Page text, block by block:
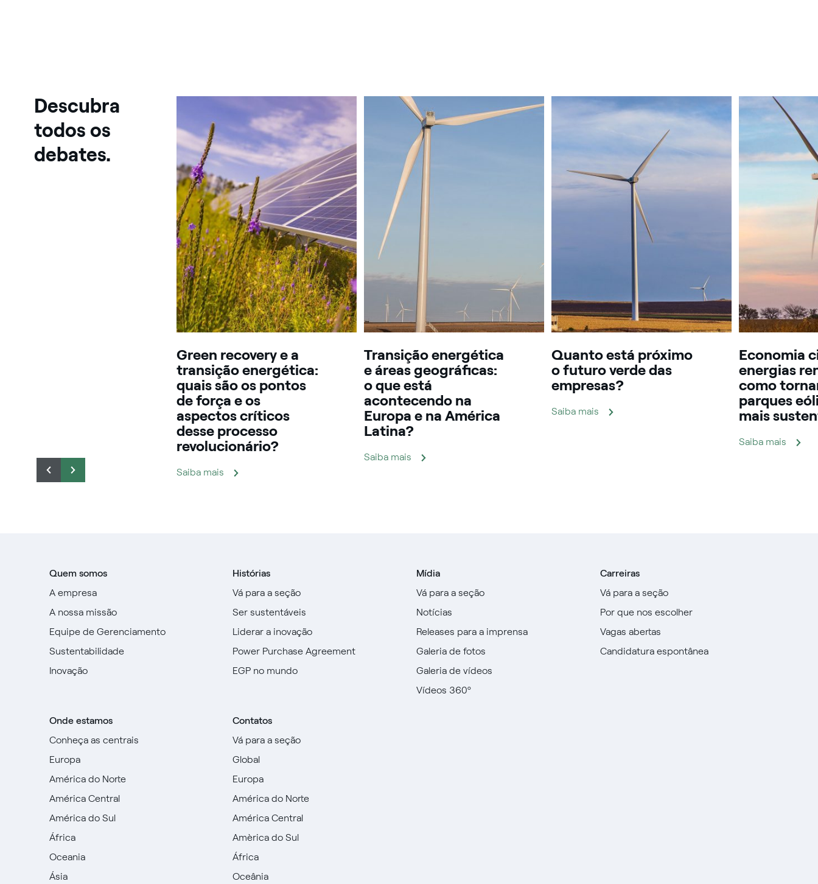
Descubra
todos os
debates.
Green recovery e a
transição energética:
quais são os pontos
de força e os
aspectos críticos
desse processo
revolucionário?
Saiba mais
Transição energética
e áreas geográficas:
o que está
acontecendo na
Europa e na América
Latina?
Saiba mais
Quanto está próximo
o futuro verde das
empresas?
Saiba mais
Economia
energias
como
parques
mais
Saiba mais
Quem somos
A empresa
A nossa missão
Equipe de Gerenciamento
Sustentabilidade
Inovação
Onde estamos
Conheça as centrais
Europa
América do Norte
América Central
América do Sul
África
Oceania
Ásia
Histórias
Vá para a seção
Ser sustentáveis
Liderar a inovação
Power Purchase Agreement
EGP no mundo
Contatos
Vá para a seção
Global
Europa
América do Norte
América Central
Amèrica do Sul
África
Oceânia
Mídia
Vá para a seção
Notícias
Releases para a imprensa
Galeria de fotos
Galeria de vídeos
Vídeos 360º
Carreiras
Vá para a seção
Por que nos escolher
Vagas abertas
Candidatura espontânea